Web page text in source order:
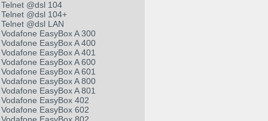
Telnet @dsl 104
Telnet @dsl 104+
Telnet @dsl LAN
Vodafone EasyBox A 300
Vodafone EasyBox A 400
Vodafone EasyBox A 401
Vodafone EasyBox A 600
Vodafone EasyBox A 601
Vodafone EasyBox A 800
Vodafone EasyBox A 801
Vodafone EasyBox 402
Vodafone EasyBox 602